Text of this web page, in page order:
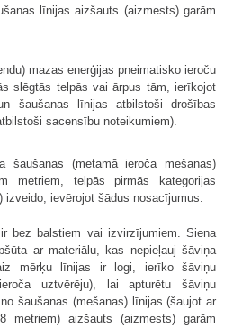
līnijas aizšauts (aizmests) garām
mazas enerģijas pneimatisko ieroču
slēgtās telpās vai ārpus tām, ierīkojot
šaušanas līnijas atbilstoši drošības
sacensību noteikumiem).
šaušanas (metamā ieroča mešanas)
metriem, telpās pirmās kategorijas
izveido, ievērojot šādus nosacījumus:
bez balstiem vai izvirzījumiem. Siena
ar materiālu, kas nepieļauj šāviņa
mērķu līnijas ir logi, ierīko šāviņu
uztvērēju), lai apturētu šāviņu
šaušanas (mešanas) līnijas (šaujot ar
aizšauts (aizmests) garām